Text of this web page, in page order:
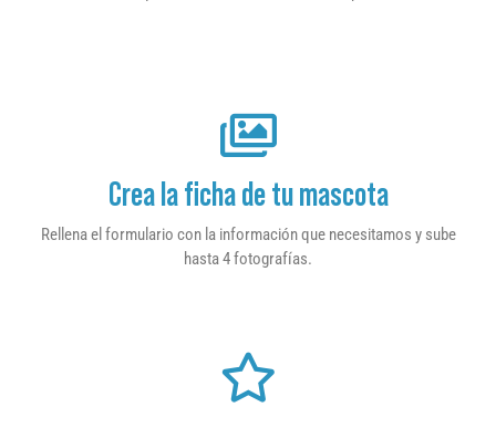
Crea la ficha de tu mascota
Rellena el formulario con la información que necesitamos y sube
hasta 4 fotografías.